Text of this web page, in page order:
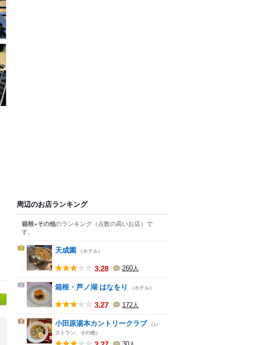
周辺のお店ランキング
箱根×その他のランキング （点数の高いお店） で
す。
1 天成園 （ホテル）
3.28 260人
2 箱根・芦ノ湖 はなをり （ホテル）
3.27 172人
3 小田原湯本カントリークラブ （レ
ストラン、その他）